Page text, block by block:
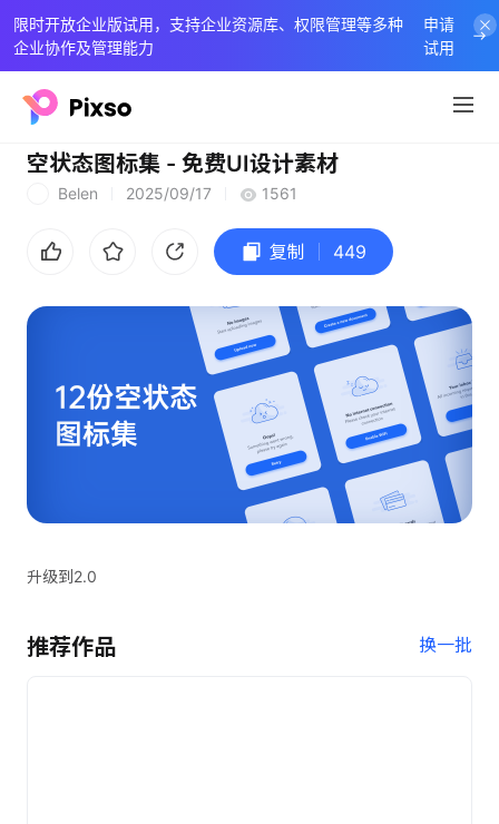
限时开放企业版试用，支持企业资源库、权限管理等多种
企业协作及管理能力
申请
试用
空状态图标集 - 免费UI设计素材
Belen 2025/09/17 1561
复制 449
升级到2.0
推荐作品 换一批